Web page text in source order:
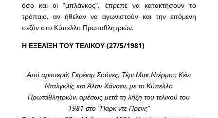
όσο και οι “μπλάνκος”, έπρεπε να κατακτήσουν το
τρόπαιο, αν ήθελαν να αγωνιστούν και την επόμενη
σεζόν στο Κύπελλο Πρωταθλητριών.
Η ΕΞΕΛΙΞΗ ΤΟΥ ΤΕΛΙΚΟΥ (27/5/1981)
Από αριστερά: Γκρέιαμ Σούνες, Τέρι Μακ Ντέρμοτ, Κένι
Νταλγκλίς και Άλαν Χάνσεν, με το Κύπελλο
Πρωταθλητριών, αμέσως μετά τη λήξη του τελικού του
1981 στο “Παρκ ντε Πρενς”